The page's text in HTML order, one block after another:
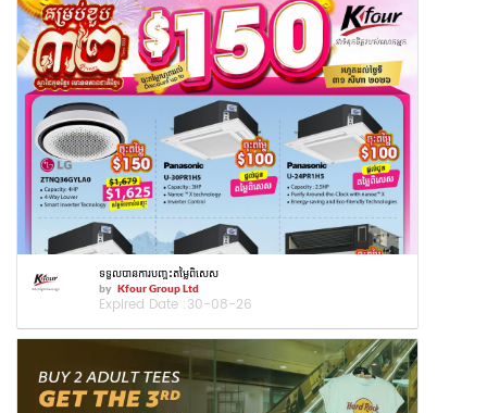
ទទួលបានការបញ្ចុះតម្លៃពិសេស
by Kfour Group Ltd
Expired Date :30-08-26